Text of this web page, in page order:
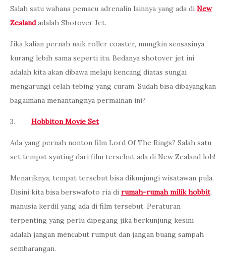
Salah satu wahana pemacu adrenalin lainnya yang ada di New
Zealandadalah Shotover Jet.
Jika kalian pernah naik roller coaster, mungkin sensasinya
kurang lebih sama seperti itu. Bedanya shotover jet ini
adalah kita akan dibawa melaju kencang diatas sungai
mengarungi celah tebing yang curam. Sudah bisa dibayangkan
bagaimana menantangnya permainan ini?
3. Hobbiton Movie Set
Ada yang pernah nonton film Lord Of The Rings? Salah satu
set tempat syuting dari film tersebut ada di New Zealand loh!
Menariknya, tempat tersebut bisa dikunjungi wisatawan pula.
Disini kita bisa berswafoto ria di rumah-rumah milik hobbit,
manusia kerdil yang ada di film tersebut. Peraturan
terpenting yang perlu dipegang jika berkunjung kesini
adalah jangan mencabut rumput dan jangan buang sampah
sembarangan.